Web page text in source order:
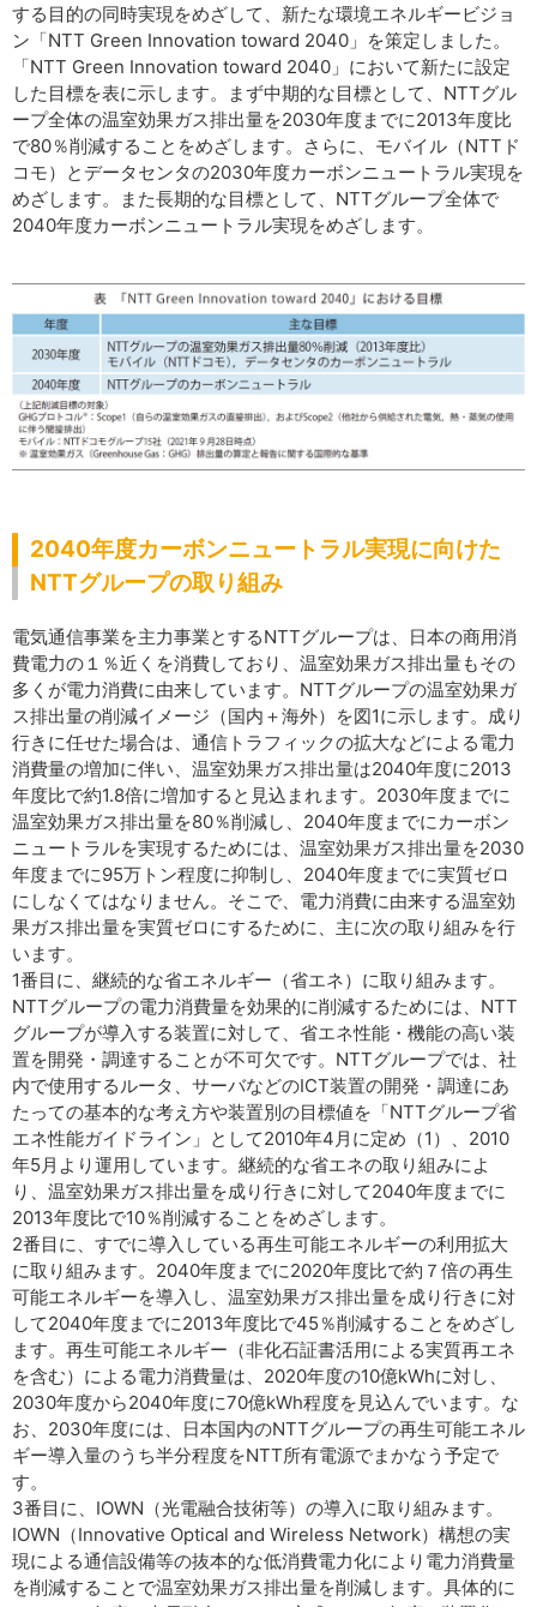
する目的の同時実現をめざして、新たな環境エネルギービジョ
ン「NTT Green Innovation toward 2040」を策定しました。
「NTT Green Innovation toward 2040」において新たに設定
した目標を表に示します。まず中期的な目標として、NTTグル
ープ全体の温室効果ガス排出量を2030年度までに2013年度比
で80％削減することをめざします。さらに、モバイル（NTTド
コモ）とデータセンタの2030年度カーボンニュートラル実現を
めざします。また長期的な目標として、NTTグループ全体で
2040年度カーボンニュートラル実現をめざします。
2040年度カーボンニュートラル実現に向けた
NTTグループの取り組み
電気通信事業を主力事業とするNTTグループは、日本の商用消
費電力の１％近くを消費しており、温室効果ガス排出量もその
多くが電力消費に由来しています。NTTグループの温室効果ガ
ス排出量の削減イメージ（国内＋海外）を図1に示します。成り
行きに任せた場合は、通信トラフィックの拡大などによる電力
消費量の増加に伴い、温室効果ガス排出量は2040年度に2013
年度比で約1.8倍に増加すると見込まれます。2030年度までに
温室効果ガス排出量を80％削減し、2040年度までにカーボン
ニュートラルを実現するためには、温室効果ガス排出量を2030
年度までに95万トン程度に抑制し、2040年度までに実質ゼロ
にしなくてはなりません。そこで、電力消費に由来する温室効
果ガス排出量を実質ゼロにするために、主に次の取り組みを行
います。
1番目に、継続的な省エネルギー（省エネ）に取り組みます。
NTTグループの電力消費量を効果的に削減するためには、NTT
グループが導入する装置に対して、省エネ性能・機能の高い装
置を開発・調達することが不可欠です。NTTグループでは、社
内で使用するルータ、サーバなどのICT装置の開発・調達にあ
たっての基本的な考え方や装置別の目標値を「NTTグループ省
エネ性能ガイドライン」として2010年4月に定め（1）、2010
年5月より運用しています。継続的な省エネの取り組みによ
り、温室効果ガス排出量を成り行きに対して2040年度までに
2013年度比で10％削減することをめざします。
2番目に、すでに導入している再生可能エネルギーの利用拡大
に取り組みます。2040年度までに2020年度比で約７倍の再生
可能エネルギーを導入し、温室効果ガス排出量を成り行きに対
して2040年度までに2013年度比で45％削減することをめざし
ます。再生可能エネルギー（非化石証書活用による実質再エネ
を含む）による電力消費量は、2020年度の10億kWhに対し、
2030年度から2040年度に70億kWh程度を見込んでいます。な
お、2030年度には、日本国内のNTTグループの再生可能エネル
ギー導入量のうち半分程度をNTT所有電源でまかなう予定で
す。
3番目に、IOWN（光電融合技術等）の導入に取り組みます。
IOWN（Innovative Optical and Wireless Network）構想の実
現による通信設備等の抜本的な低消費電力化により電力消費量
を削減することで温室効果ガス排出量を削減します。具体的に